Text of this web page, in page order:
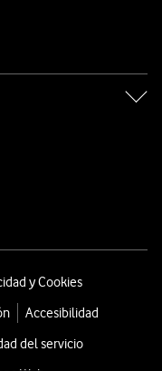
y Cookies
Accesibilidad
del servicio